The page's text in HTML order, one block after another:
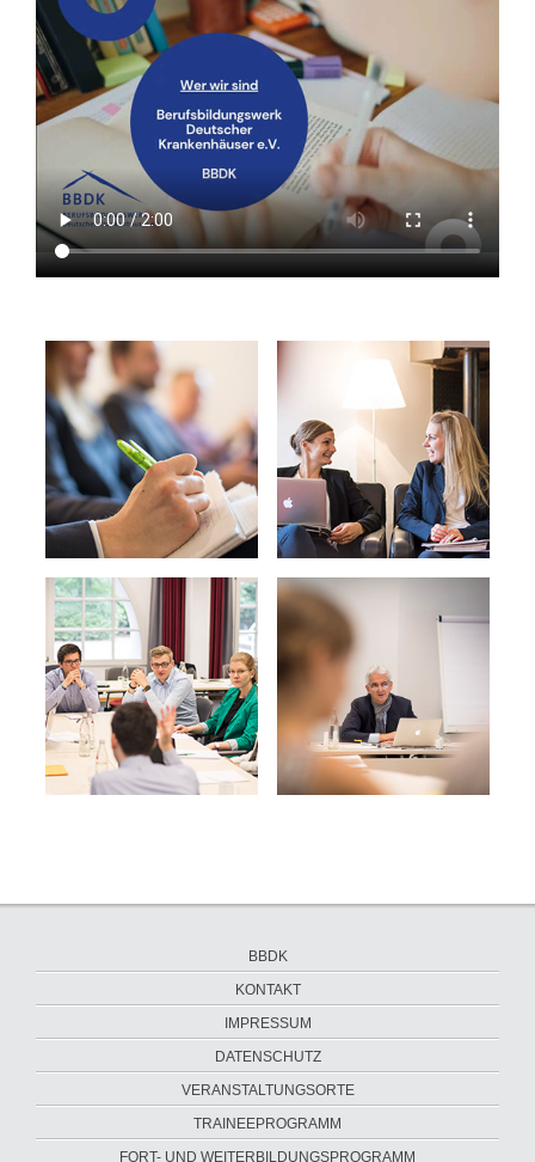
überspringen
BBDK
KONTAKT
IMPRESSUM
DATENSCHUTZ
VERANSTALTUNGSORTE
überspringen
TRAINEEPROGRAMM
FORT- UND WEITERBILDUNGSPROGRAMM